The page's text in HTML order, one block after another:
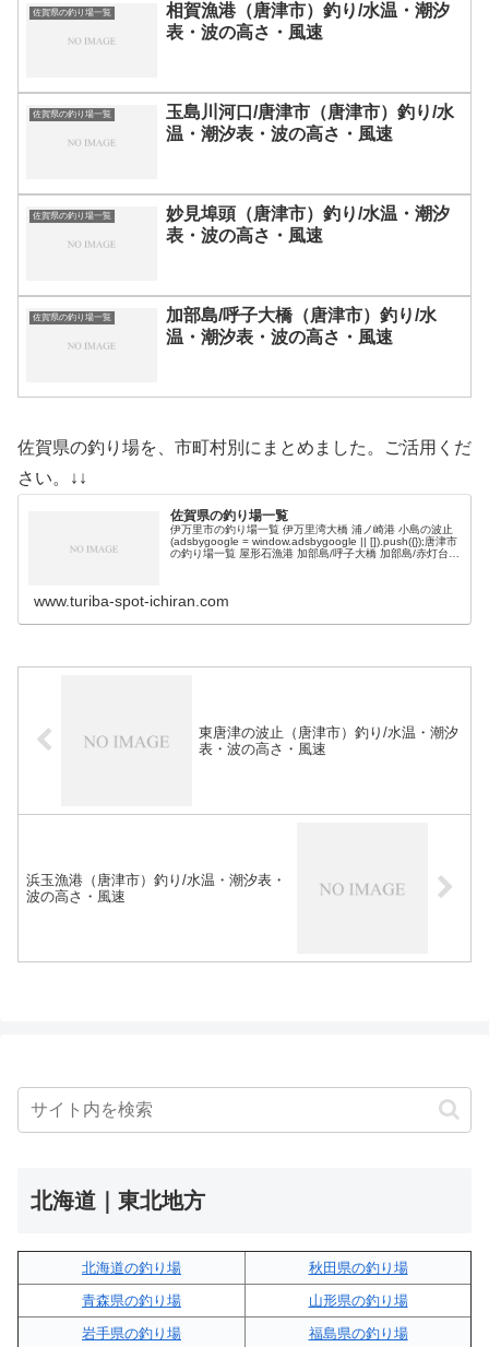
佐賀県の釣り場一覧
相賀漁港（唐津市）釣り/水温・潮汐
表・波の高さ・風速
佐賀県の釣り場一覧
玉島川河口/唐津市（唐津市）釣り/水
温・潮汐表・波の高さ・風速
佐賀県の釣り場一覧
妙見埠頭（唐津市）釣り/水温・潮汐
表・波の高さ・風速
佐賀県の釣り場一覧
加部島/呼子大橋（唐津市）釣り/水
温・潮汐表・波の高さ・風速
佐賀県の釣り場を、市町村別にまとめました。ご活用くだ
さい。↓↓
佐賀県の釣り場一覧
伊万里市の釣り場一覧 伊万里湾大橋 浦ノ崎港 小島の波止
(adsbygoogle = window.adsbygoogle || []).push({});唐津市
の釣り場一覧 屋形石漁港 加部島/呼子大橋 加部島/赤灯台
www.turiba-spot-ichiran.com
東唐津の波止（唐津市）釣り/水温・潮汐
表・波の高さ・風速
浜玉漁港（唐津市）釣り/水温・潮汐表・
波の高さ・風速
北海道｜東北地方
北海道の釣り場
秋田県の釣り場
青森県の釣り場
山形県の釣り場
岩手県の釣り場
福島県の釣り場